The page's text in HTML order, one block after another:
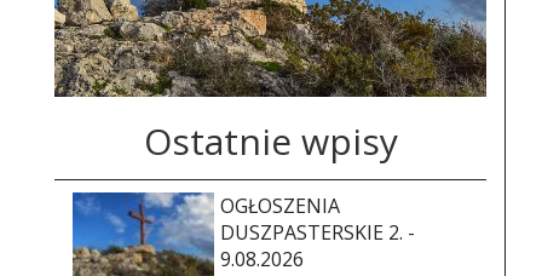
Ostatnie wpisy
OGŁOSZENIA
DUSZPASTERSKIE 2. -
9.08.2026